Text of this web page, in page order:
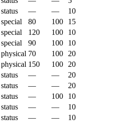
status — —
10
special 80 100
15
special 120 100
10
special 90 100
10
physical 70 100
20
physical 150 100
20
status — —
20
status — —
20
status — 100
10
status — —
10
status — —
10